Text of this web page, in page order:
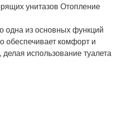
унитазов Отопление
одна из основных функций
обеспечивает комфорт и
использование туалета